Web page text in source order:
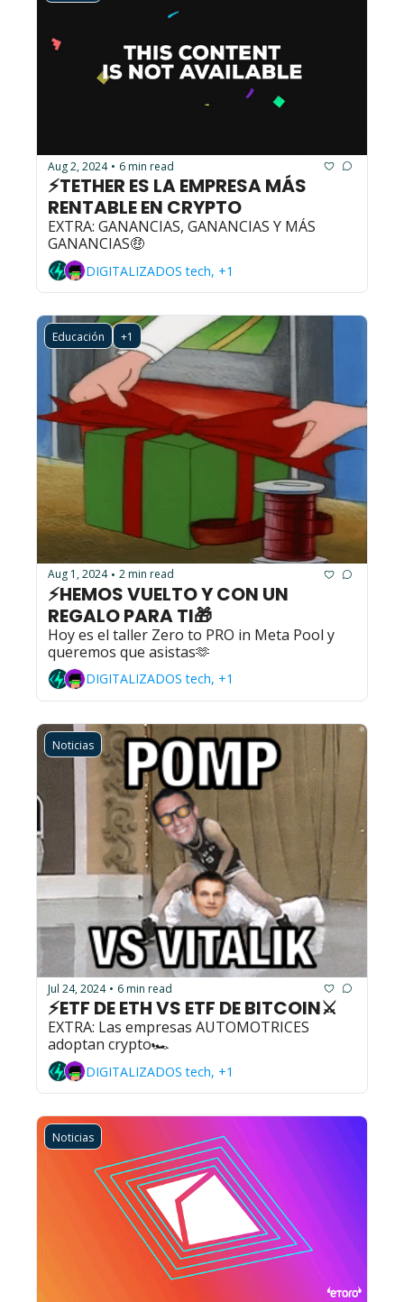
Aug 2, 2024 • 6 min read
⚡TETHER ES LA EMPRESA MÁS
EXTRA: GANANCIAS, GANANCIAS Y MÁS
GANANCIAS🤑
DIGITALIZADOS tech, +1
Educación +1
Aug 1, 2024 • 2 min read
⚡HEMOS VUELTO Y CON UN
REGALO PARA TI🎁
Hoy es el taller Zero to PRO in Meta Pool y
queremos que asistas🫶
DIGITALIZADOS tech, +1
Noticias
Jul 24, 2024 • 6 min read
⚡ETF DE ETH VS ETF DE BITCOIN⚔️
EXTRA: Las empresas AUTOMOTRICES
adoptan crypto🏎️
DIGITALIZADOS tech, +1
Noticias